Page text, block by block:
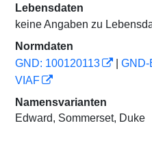
Lebensdaten
keine Angaben zu
Normdaten
GND: 100120113
GND-
VIAF
Namensvarianten
Edward, Sommerset, Duke